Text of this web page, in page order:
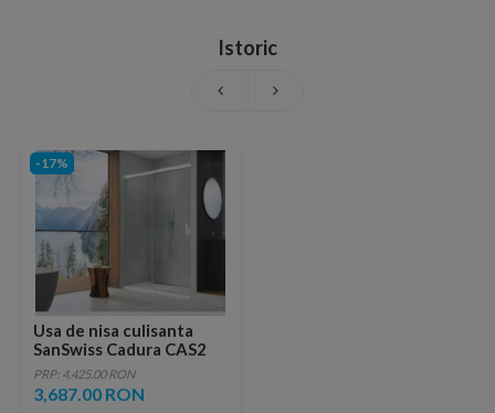
Istoric
-17%
Usa de nisa culisanta
SanSwiss Cadura CAS2
150 x H200 cm sticla
Shade
PRP: 4,425.00 RON
3,687.00 RON